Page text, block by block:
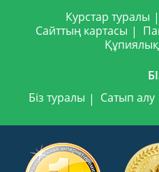
Курстар туралы
Сайттың картасы
Біз туралы
Сатып алу